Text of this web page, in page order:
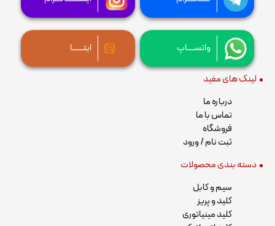
واتســــاپ ایتــــــا
لینک های مفید
درباره ما
تماس با ما
فروشگاه
ثبت نام / ورود
دسته بندی محصولات
سیم و کابل
کلید و پریز
کلید مینیاتوری